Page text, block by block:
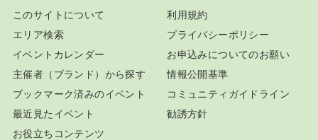
このサイトについて
エリア検索
イベントカレンダー
主催者（ブランド）から探す
ブックマーク済みのイベント
最近見たイベント
お役立ちコンテンツ
利用規約
プライバシーポリシー
お申込みについてのお願い
情報公開基準
コミュニティガイドライン
勧誘方針